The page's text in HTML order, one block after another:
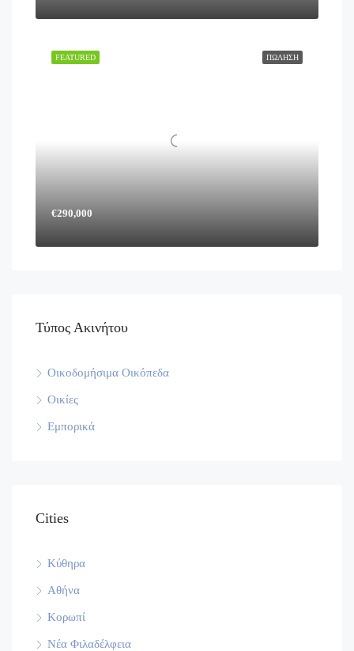
ΠΏΛΗΣΗ
FEATURED
€290,000
Τύπος Ακινήτου
Οικοδομήσιμα Οικόπεδα
Οικίες
Εμπορικά
Cities
Κύθηρα
Αθήνα
Κορωπί
Νέα Φιλαδέλφεια